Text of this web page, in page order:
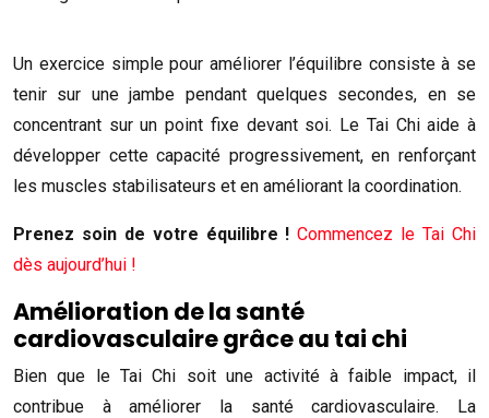
Un exercice simple pour améliorer l’équilibre consiste à se
tenir sur une jambe pendant quelques secondes, en se
concentrant sur un point fixe devant soi. Le Tai Chi aide à
développer cette capacité progressivement, en renforçant
les muscles stabilisateurs et en améliorant la coordination.
Prenez soin de votre équilibre !Commencez le Tai Chi
dès aujourd’hui !
Amélioration de la santé
cardiovasculaire grâce au tai chi
Bien que le Tai Chi soit une activité à faible impact, il
contribue à améliorer la santé cardiovasculaire. La